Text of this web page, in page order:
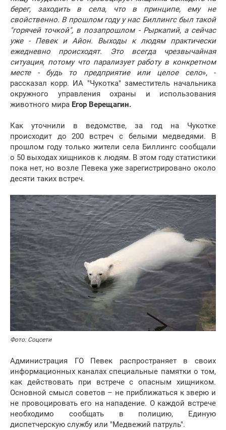
берег, заходить в села, что в принципе, ему не
свойственно. В прошлом году у нас Биллингс был такой
"горячей точкой", в позапрошлом - Рыркапий, а сейчас
уже - Певек и Айон. Выходы к людям практически
ежедневно происходят. Это всегда чрезвычайная
ситуация, потому что парализует работу в конкретном
месте - будь то предприятие или целое село», -
рассказал корр. ИА "Чукотка" заместитель начальника
окружного управления охраны и использования
животного мира Егор Верещагин.
Как уточнили в ведомстве, за год на Чукотке
происходит до 200 встреч с белыми медведями. В
прошлом году только жители села Биллингс сообщали
о 50 выходах хищников к людям. В этом году статистики
пока нет, но возле Певека уже зарегистрировано около
десяти таких встреч.
Фото: Соцсети
Администрация ГО Певек распространяет в своих
информационных каналах специальные памятки о том,
как действовать при встрече с опасным хищником.
Основной смысл советов – не приближаться к зверю и
не провоцировать его на нападение. О каждой встрече
необходимо сообщать в полицию, Единую
диспетчерскую службу или "Медвежий патруль".